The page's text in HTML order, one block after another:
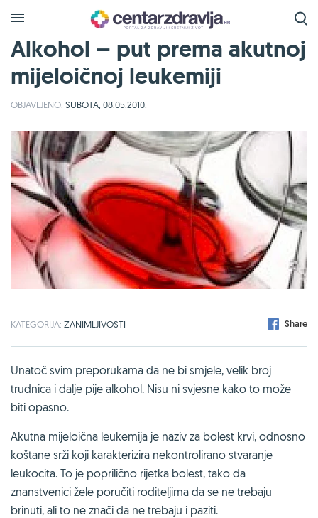
Alkohol – put prema akutnoj
mijeloičnoj leukemiji
OBJAVLJENO: SUBOTA, 08.05.2010.
KATEGORIJA: ZANIMLJIVOSTI Share
Unatoč svim preporukama da ne bi smjele, velik broj
trudnica i dalje pije alkohol. Nisu ni svjesne kako to može
biti opasno.
Akutna mijeloična leukemija je naziv za bolest krvi, odnosno
koštane srži koji karakterizira nekontrolirano stvaranje
leukocita. To je poprilično rijetka bolest, tako da
znanstvenici žele poručiti roditeljima da se ne trebaju
brinuti, ali to ne znači da ne trebaju i paziti.